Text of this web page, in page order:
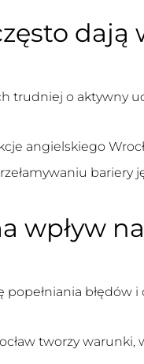
trudniej o aktywny
angielskiego
bariery
wpływ
popełniania
tworzy warunki,